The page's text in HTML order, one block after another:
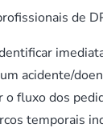
de
acidente/
o fluxo dos
temporais